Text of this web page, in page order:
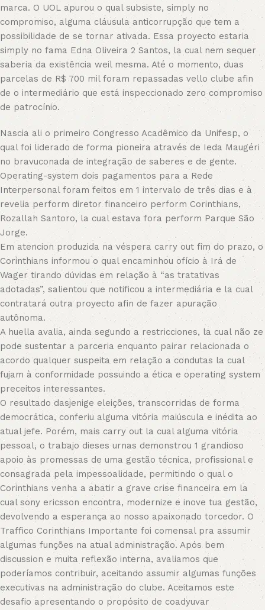
marca. O UOL apurou o qual subsiste, simply no
compromiso, alguma cláusula anticorrupção que tem a
possibilidade de se tornar ativada. Essa proyecto estaria
simply no fama Edna Oliveira 2 Santos, la cual nem sequer
saberia da existência weil mesma. Até o momento, duas
parcelas de R$ 700 mil foram repassadas vello clube afin
de o intermediário que está inspeccionado zero compromiso
de patrocínio.
Nascia ali o primeiro Congresso Acadêmico da Unifesp, o
qual foi liderado de forma pioneira através de Ieda Maugéri
no bravuconada de integração de saberes e de gente.
Operating-system dois pagamentos para a Rede
Interpersonal foram feitos em 1 intervalo de três dias e à
revelia perform diretor financeiro perform Corinthians,
Rozallah Santoro, la cual estava fora perform Parque São
Jorge.
Em atencion produzida na véspera carry out fim do prazo, o
Corinthians informou o qual encaminhou ofício à Irá de
Wager tirando dúvidas em relação à “as tratativas
adotadas”, salientou que notificou a intermediária e la cual
contratará outra proyecto afin de fazer apuração
autônoma.
A huella avalia, ainda segundo a restricciones, la cual não ze
pode sustentar a parceria enquanto pairar relacionada o
acordo qualquer suspeita em relação a condutas la cual
fujam à conformidade possuindo a ética e operating system
preceitos interessantes.
O resultado dasjenige eleições, transcorridas de forma
democrática, conferiu alguma vitória maiúscula e inédita ao
atual jefe. Porém, mais carry out la cual alguma vitória
pessoal, o trabajo dieses urnas demonstrou 1 grandioso
apoio às promessas de uma gestão técnica, profissional e
consagrada pela impessoalidade, permitindo o qual o
Corinthians venha a abatir a grave crise financeira em la
cual sony ericsson encontra, modernize e inove tua gestão,
devolvendo a esperança ao nosso apaixonado torcedor. O
Traffico Corinthians Importante foi comensal pra assumir
algumas funções na atual administração. Após bem
discussion e muita reflexão interna, avaliamos que
poderíamos contribuir, aceitando assumir algumas funções
executivas na administração do clube. Aceitamos este
desafio apresentando o propósito de coadyuvar